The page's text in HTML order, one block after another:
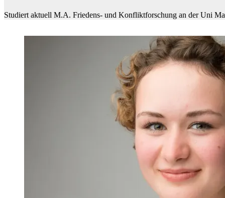
Studiert aktuell M.A. Friedens- und Konfliktforschung an der Uni